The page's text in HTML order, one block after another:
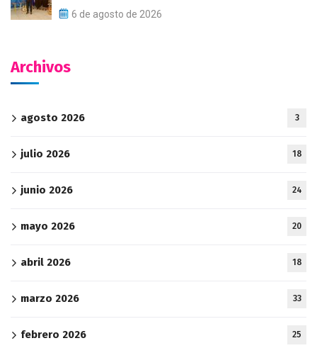
6 de agosto de 2026
Archivos
agosto 2026 3
julio 2026 18
junio 2026 24
mayo 2026 20
abril 2026 18
marzo 2026 33
febrero 2026 25